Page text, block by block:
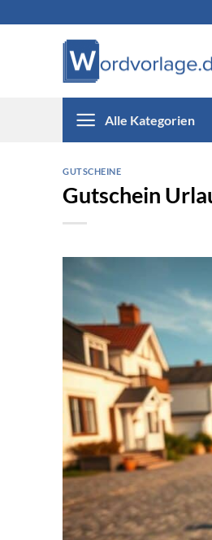
Alle Kategorien
GUTSCHEINE
Gutschein